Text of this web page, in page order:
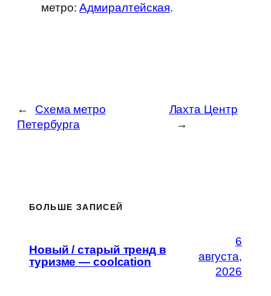
метро:Адмиралтейская.
←
Схема метро
Петербурга
Лахта Центр
→
БОЛЬШЕ ЗАПИСЕЙ
Новый / старый тренд в
туризме — coolcation
6
августа,
2026